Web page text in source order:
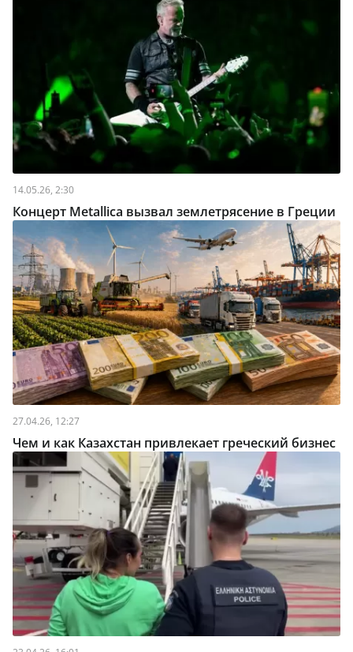
14.05.26, 2:30
Концерт Metallica вызвал землетрясение в Греции
27.04.26, 12:27
Чем и как Казахстан привлекает греческий бизнес